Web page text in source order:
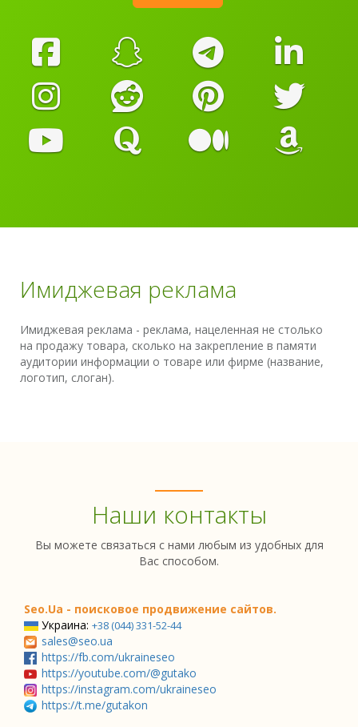
Имиджевая реклама
Имиджевая реклама - реклама, нацеленная не столько
на продажу товара, сколько на закрепление в памяти
аудитории информации о товаре или фирме (название,
логотип, слоган).
Наши контакты
Вы можете связаться с нами любым из удобных для
Вас способом.
Seo.Ua - поисковое продвижение сайтов.
Украина: +38 (044) 331-52-44
sales@seo.ua
https://fb.com/ukraineseo
https://youtube.com/@gutako
https://instagram.com/ukraineseo
https://t.me/gutakon